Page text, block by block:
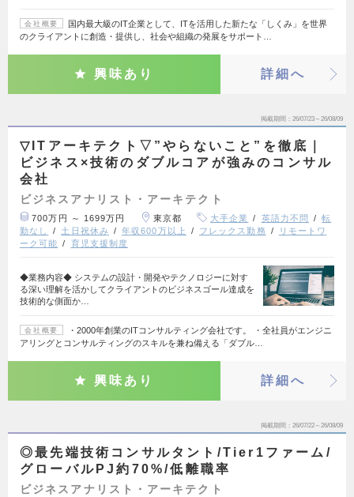
会社概要
国内最大級のIT企業として、ITを活用した新たな「しくみ」を世界
のクライアントに創造・提供し、社会や組織の発展をサポート…
興味あり 詳細へ
掲載期間 26/07/23～26/08/09
▽ITアーキテクト▽”やらないこと”を徹底｜
ビジネス×技術のダブルコアが強みのコンサル
会社
ビジネスアナリスト・アーキテクト
700万円 ～ 1699万円 東京都 大手企業 英語力不問
転
勤なし
土日祝休み 年収600万以上 フレックス勤務
リモートワ
ーク可能
育児支援制度
◆業務内容◆ システムの設計・開発やテクノロジーに対す
る深い理解を活かしてクライアントのビジネスゴール達成を
技術的な側面か…
会社概要
・2000年創業のITコンサルティング会社です。 ・全社員がエンジニ
アリングとコンサルティングのスキルを兼ね備える「ダブル…
興味あり 詳細へ
掲載期間 26/07/22～26/08/09
◎最先端技術コンサルタント/Tier1ファーム/
グローバルPJ約70%/低離職率
ビジネスアナリスト・アーキテクト